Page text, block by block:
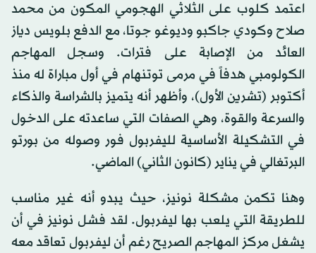
اعتمد كلوب على الثلاثي الهجومي المكون من محمد
صلاح وكودي جاكبو وديوغو جوتا، مع الدفع بلويس دياز
العائد من الإصابة على فترات. وسجل المهاجم
الكولومبي هدفاً في مرمى توتنهام في أول مباراة له منذ
أكتوبر (تشرين الأول)، وأظهر أنه يتميز بالشراسة والذكاء
والسرعة والقوة، وهي الصفات التي ساعدته على الدخول
في التشكيلة الأساسية لليفربول فور وصوله من بورتو
البرتغالي في يناير (كانون الثاني) الماضي.
وهنا تكمن مشكلة نونيز، حيث يبدو أنه غير مناسب
للطريقة التي يلعب بها ليفربول. لقد فشل نونيز في أن
يشغل مركز المهاجم الصريح رغم أن ليفربول تعاقد معه